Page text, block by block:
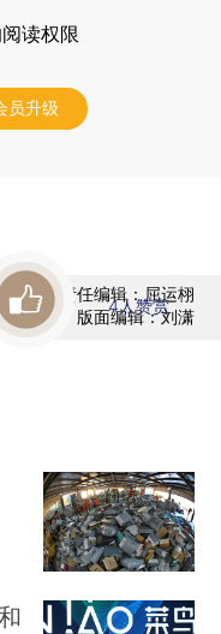
读权限
员升级
责任编辑：屈运栩
版面编辑：刘潇
4人赞赏